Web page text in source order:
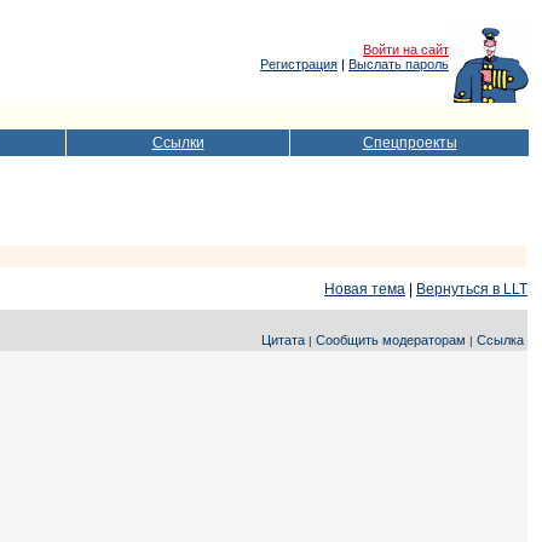
Войти на сайт
Регистрация | Выслать пароль
Ссылки Спецпроекты
Новая тема
Вернуться в LLT
Цитата | Сообщить модераторам | Ссылка